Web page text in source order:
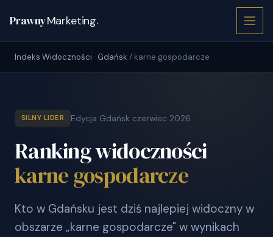
PrawnyMarketing.
Indeks Widoczności · Gdańsk / karne gospodarcze
SILNY LIDER Edycja Gdańsk czerwiec 2026
Ranking widoczności
karne gospodarcze
Kto w Gdańsku jest dziś najlepiej widoczny w
obszarze „karne gospodarcze" w wynikach